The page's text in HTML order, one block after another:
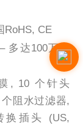
RoHS, CE
多达100万组
, 10 个针头
阻水过滤器,
换插头 (US,